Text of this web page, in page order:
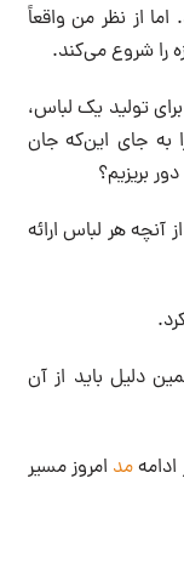
از نظر من واقعاً
را شروع می‌کند.
تولید یک لباس،
به جای این‌که جان
بریزیم؟
آنچه هر لباس ارائه
دلیل باید از آن
مد امروز مسیر